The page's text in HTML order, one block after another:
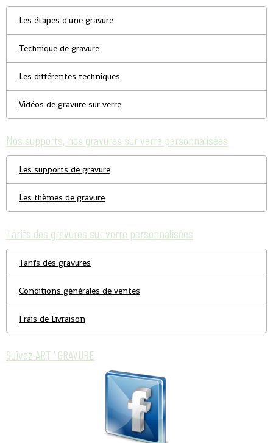
Les étapes d'une gravure
Technique de gravure
Les différentes techniques
Vidéos de gravure sur verre
Nos supports, nos gravures sur verre personnalisées
Les supports de gravure
Les thèmes de gravure
Tarifs des gravures sur verre personnalisées
Tarifs des gravures
Conditions générales de ventes
Frais de Livraison
Suivez ART ' GRAVURE